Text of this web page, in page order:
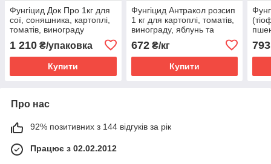
Фунгіцид Док Про 1кг для
сої, соняшника, картоплі,
томатів, винограду
міклобутаніл)
1 210 ₴/упаковка
Купити
Фунгіцид Антракол розсип
1 кг для картоплі, томатів,
винограду, яблунь та
672₴/кг
Купити
793
Про нас
92% позитивних з 144 відгуків за рік
Працює з 02.02.2012